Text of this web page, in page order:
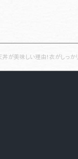
丼が美味しい理由！衣がしっ